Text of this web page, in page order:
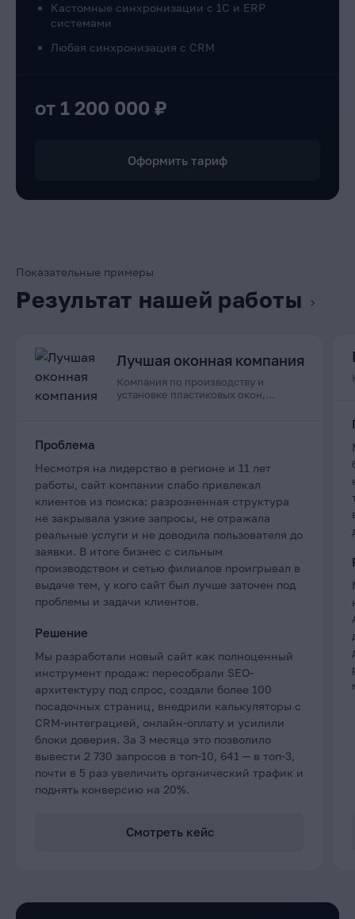
Кастомные синхронизации с 1С и ERP
системами
Любая синхронизация с CRM
от 1 200 000 ₽
Оформить тариф
Показательные примеры
Результат нашей работы
Лучшая оконная компания
Компания по производству и
установке пластиковых окон,
Смотреть кейс
Проблема
Несмотря на лидерство в регионе и 11 лет
работы, сайт компании слабо привлекал
клиентов из поиска: разрозненная структура
не закрывала узкие запросы, не отражала
реальные услуги и не доводила пользователя до
заявки. В итоге бизнес с сильным
производством и сетью филиалов проигрывал в
выдаче тем, у кого сайт был лучше заточен под
проблемы и задачи клиентов.
Решение
Мы разработали новый сайт как полноценный
инструмент продаж: пересобрали SEO-
архитектуру под спрос, создали более 100
посадочных страниц, внедрили калькуляторы с
CRM-интеграцией, онлайн-оплату и усилили
блоки доверия. За 3 месяца это позволило
вывести 2 730 запросов в топ-10, 641 — в топ-3,
почти в 5 раз увеличить органический трафик и
поднять конверсию на 20%.